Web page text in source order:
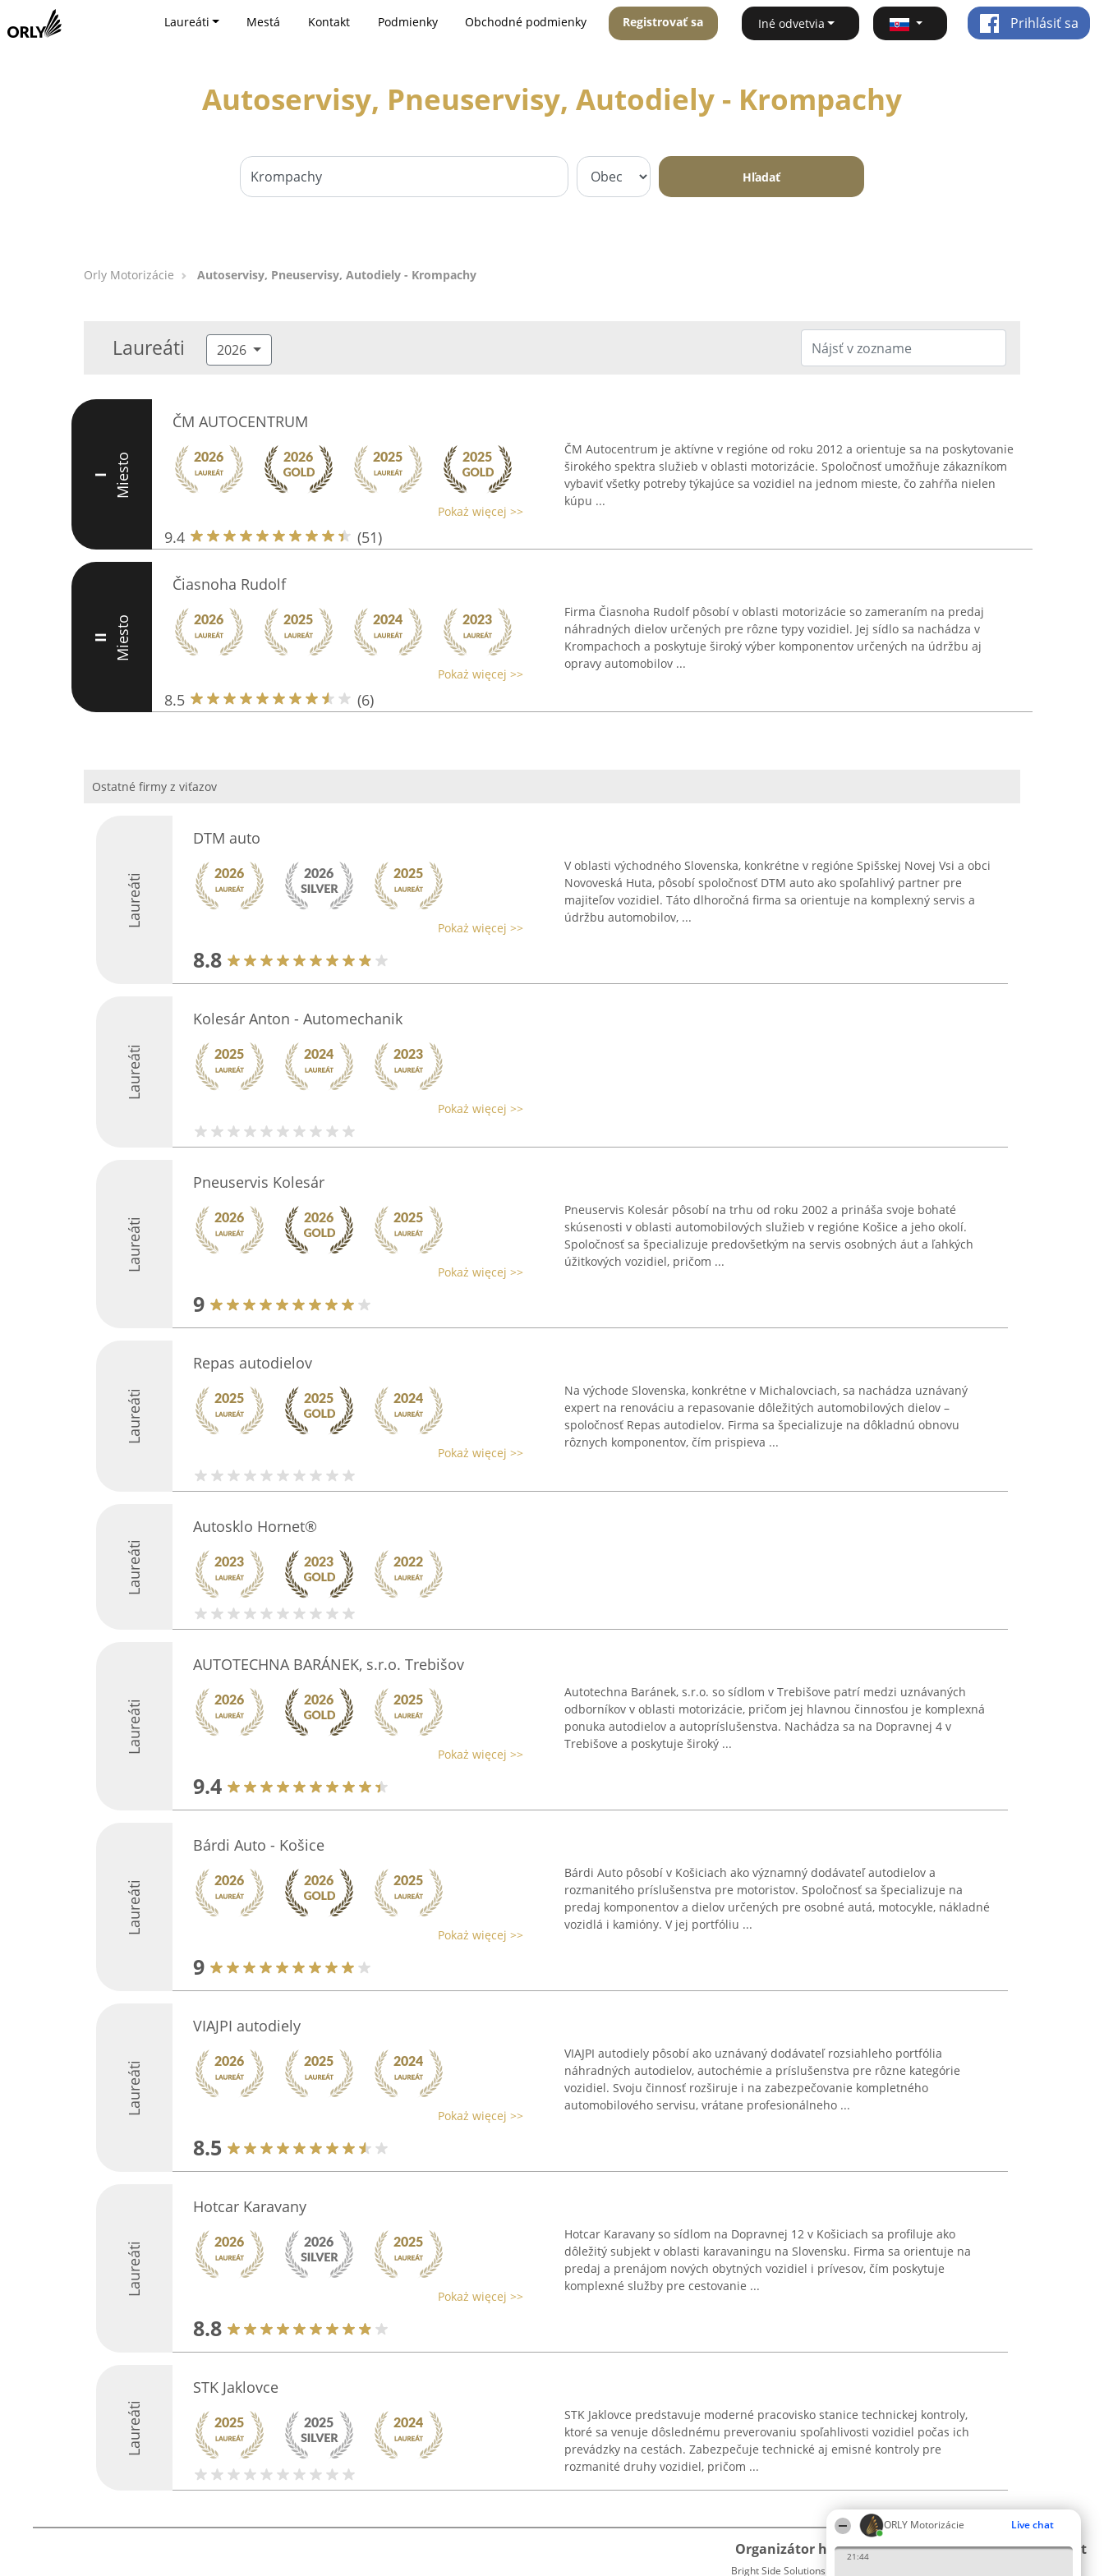
ORLY Motorizácie Live chat
21:44
Laureáti Mestá Kontakt Podmienky Obchodné podmienky Registrovať sa Iné odvetvia Prihlásiť sa
Autoservisy, Pneuservisy, Autodiely - Krompachy
Hľadať
Orly Motorizácie Autoservisy, Pneuservisy, Autodiely - Krompachy
Laureáti 2026
I Miesto
ČM AUTOCENTRUM
Pokaż więcej >>
9.4 (51)
ČM Autocentrum je aktívne v regióne od roku 2012 a orientuje sa na poskytovanie
širokého spektra služieb v oblasti motorizácie. Spoločnosť umožňuje zákazníkom
vybaviť všetky potreby týkajúce sa vozidiel na jednom mieste, čo zahŕňa nielen
kúpu ...
II Miesto
Čiasnoha Rudolf
Pokaż więcej >>
8.5 (6)
Firma Čiasnoha Rudolf pôsobí v oblasti motorizácie so zameraním na predaj
náhradných dielov určených pre rôzne typy vozidiel. Jej sídlo sa nachádza v
Krompachoch a poskytuje široký výber komponentov určených na údržbu aj
opravy automobilov ...
Ostatné firmy z viťazov
Laureáti
DTM auto
Pokaż więcej >>
8.8
V oblasti východného Slovenska, konkrétne v regióne Spišskej Novej Vsi a obci
Novoveská Huta, pôsobí spoločnosť DTM auto ako spoľahlivý partner pre
majiteľov vozidiel. Táto dlhoročná firma sa orientuje na komplexný servis a
údržbu automobilov, ...
Laureáti
Kolesár Anton - Automechanik
Pokaż więcej >>
Laureáti
Pneuservis Kolesár
Pokaż więcej >>
9
Pneuservis Kolesár pôsobí na trhu od roku 2002 a prináša svoje bohaté
skúsenosti v oblasti automobilových služieb v regióne Košice a jeho okolí.
Spoločnosť sa špecializuje predovšetkým na servis osobných áut a ľahkých
úžitkových vozidiel, pričom ...
Laureáti
Repas autodielov
Pokaż więcej >>
Na východe Slovenska, konkrétne v Michalovciach, sa nachádza uznávaný
expert na renováciu a repasovanie dôležitých automobilových dielov –
spoločnosť Repas autodielov. Firma sa špecializuje na dôkladnú obnovu
rôznych komponentov, čím prispieva ...
Laureáti
Autosklo Hornet®
Laureáti
AUTOTECHNA BARÁNEK, s.r.o. Trebišov
Pokaż więcej >>
9.4
Autotechna Baránek, s.r.o. so sídlom v Trebišove patrí medzi uznávaných
odborníkov v oblasti motorizácie, pričom jej hlavnou činnosťou je komplexná
ponuka autodielov a autopríslušenstva. Nachádza sa na Dopravnej 4 v
Trebišove a poskytuje široký ...
Laureáti
Bárdi Auto - Košice
Pokaż więcej >>
9
Bárdi Auto pôsobí v Košiciach ako významný dodávateľ autodielov a
rozmanitého príslušenstva pre motoristov. Spoločnosť sa špecializuje na
predaj komponentov a dielov určených pre osobné autá, motocykle, nákladné
vozidlá i kamióny. V jej portfóliu ...
Laureáti
VIAJPI autodiely
Pokaż więcej >>
8.5
VIAJPI autodiely pôsobí ako uznávaný dodávateľ rozsiahleho portfólia
náhradných autodielov, autochémie a príslušenstva pre rôzne kategórie
vozidiel. Svoju činnosť rozširuje i na zabezpečovanie kompletného
automobilového servisu, vrátane profesionálneho ...
Laureáti
Hotcar Karavany
Pokaż więcej >>
8.8
Hotcar Karavany so sídlom na Dopravnej 12 v Košiciach sa profiluje ako
dôležitý subjekt v oblasti karavaningu na Slovensku. Firma sa orientuje na
predaj a prenájom nových obytných vozidiel i prívesov, čím poskytuje
komplexné služby pre cestovanie ...
Laureáti
STK Jaklovce
STK Jaklovce predstavuje moderné pracovisko stanice technickej kontroly,
ktoré sa venuje dôslednému preverovaniu spoľahlivosti vozidiel počas ich
prevádzky na cestách. Zabezpečuje technické aj emisné kontroly pre
rozmanité druhy vozidiel, pričom ...
Organizátor hodnotenia
Bright Side Solutions sp. z o. o. sp. k.
Hodnotenie Kontakt